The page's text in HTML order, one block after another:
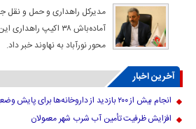
مدیرکل راهداری و حمل‌ و نقل
آماده‌باش ۳۸ اکیپ
محور نورآباد به نهاوند خبر داد.
آخرین اخبار
انجام بیش از ۲۰۰ بازدید از داروخانه‌ها برای پایش وضعیت دارویی لرستان
افزایش ظرفیت تأمین آب شرب شهر معمولان